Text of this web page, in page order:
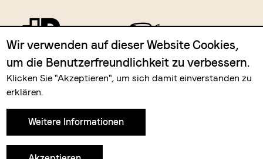
Zahlungsmittel
Wir verwenden auf dieser Website Cookies,
um die Benutzerfreundlichkeit zu verbessern.
Klicken Sie "Akzeptieren", um sich damit einverstanden zu
erklären.
Weitere Informationen